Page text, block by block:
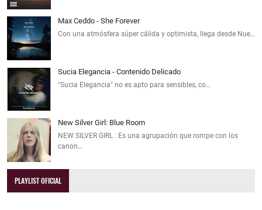
Max Ceddo - She Forever
Con una atmósfera súper cálida y optimista, llega desde Nue…
Sucia Elegancia - Contenido Delicado
"Sucia Elegancia" no es apto para sensibles, co…
New Silver Girl: Blue Room
NEW SILVER GIRL : Es una agrupación que rompe con los
canon…
PLAYLIST OFICIAL